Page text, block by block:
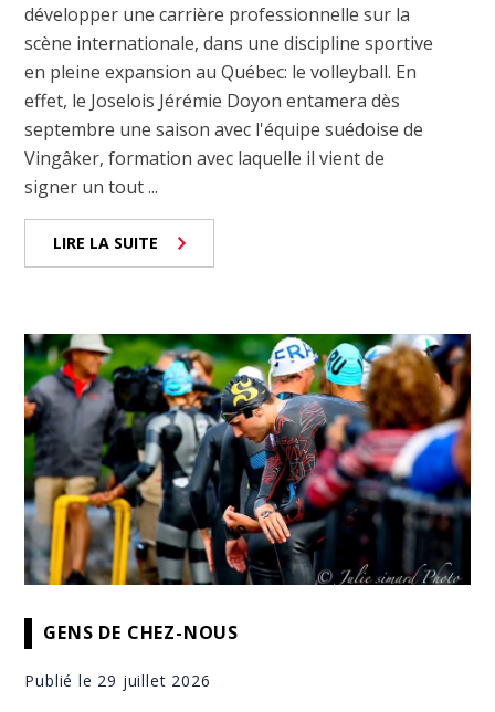
développer une carrière professionnelle sur la
scène internationale, dans une discipline sportive
en pleine expansion au Québec: le volleyball. En
effet, le Joselois Jérémie Doyon entamera dès
septembre une saison avec l'équipe suédoise de
Vingâker, formation avec laquelle il vient de
signer un tout ...
LIRE LA SUITE
GENS DE CHEZ-NOUS
Publié le 29 juillet 2026